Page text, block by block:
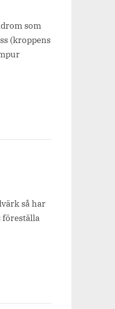
som
(kroppens
så har